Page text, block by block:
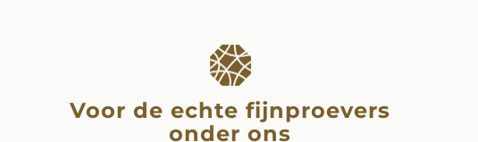
Voor de echte fijnproevers
onder ons